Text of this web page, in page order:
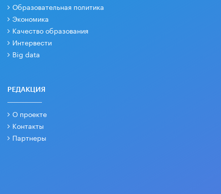
Образовательная политика
Экономика
Качество образования
Интервести
Big data
РЕДАКЦИЯ
О проекте
Контакты
Партнеры